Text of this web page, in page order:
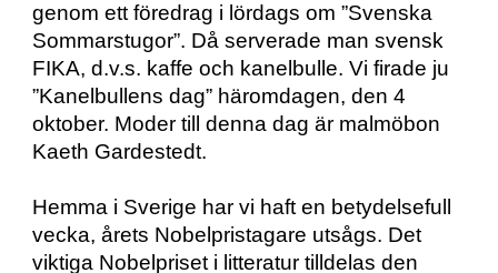
genom ett föredrag i lördags om ”Svenska
Sommarstugor”. Då serverade man svensk
FIKA, d.v.s. kaffe och kanelbulle. Vi firade ju
”Kanelbullens dag” häromdagen, den 4
oktober. Moder till denna dag är malmöbon
Kaeth Gardestedt.
Hemma i Sverige har vi haft en betydelsefull
vecka, årets Nobelpristagare utsågs. Det
viktiga Nobelpriset i litteratur tilldelas den